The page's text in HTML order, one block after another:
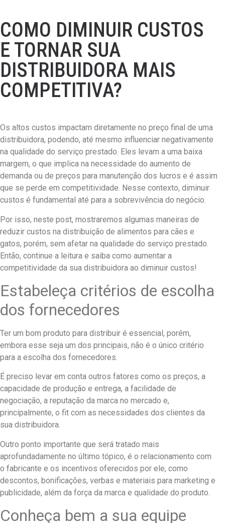
COMO DIMINUIR CUSTOS
E TORNAR SUA
DISTRIBUIDORA MAIS
COMPETITIVA?
Os altos custos impactam diretamente no preço final de uma
distribuidora, podendo, até mesmo influenciar negativamente
na qualidade do serviço prestado. Eles levam a uma baixa
margem, o que implica na necessidade do aumento de
demanda ou de preços para manutenção dos lucros e é assim
que se perde em competitividade. Nesse contexto, diminuir
custos é fundamental até para a sobrevivência do negócio.
Por isso, neste post, mostraremos algumas maneiras de
reduzir custos na distribuição de alimentos para cães e
gatos, porém, sem afetar na qualidade do serviço prestado.
Então, continue a leitura e saiba como aumentar a
competitividade da sua distribuidora ao diminuir custos!
Estabeleça critérios de escolha
dos fornecedores
Ter um bom produto para distribuir é essencial, porém,
embora esse seja um dos principais, não é o único critério
para a escolha dos fornecedores.
É preciso levar em conta outros fatores como os preços, a
capacidade de produção e entrega, a facilidade de
negociação, a reputação da marca no mercado e,
principalmente, o fit com as necessidades dos clientes da
sua distribuidora.
Outro ponto importante que será tratado mais
aprofundadamente no último tópico, é o relacionamento com
o fabricante e os incentivos oferecidos por ele, como
descontos, bonificações, verbas e materiais para marketing e
publicidade, além da força da marca e qualidade do produto.
Conheça bem a sua equipe